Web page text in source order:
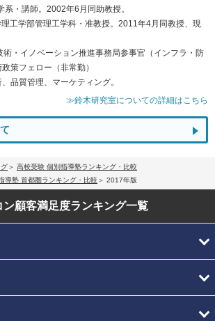
・講師。2002年6月同助教授。
工学部管理工学科・准教授。2011年4月同教授、現
・イノベーション推進事務局参事官（インフラ・防
策フェロー（非常勤）
品質管理、マーケティング。
≫鈴木研究室についての詳細はこちら
高校受験 個別指導塾ランキング・比較
導塾 首都圏ランキング・比較
2017年版
ン顧客満足度ランキング一覧